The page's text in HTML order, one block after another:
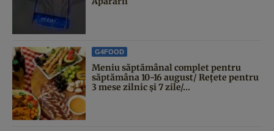
G4FOOD
Meniu săptămânal complet pentru
săptămâna 10-16 august/ Rețete pentru
3 mese zilnic și 7 zile/...